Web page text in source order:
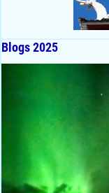
Blogs 2025